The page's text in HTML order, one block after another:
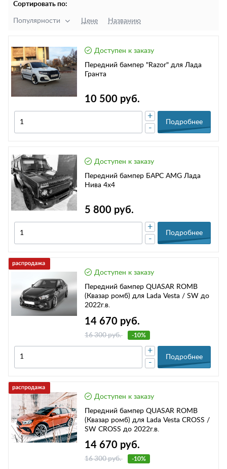
Сортировать по:
Популярности Цене Названию
Доступен к заказу
Передний бампер "Razor" для Лада
Гранта
10 500 руб.
-
+
Подробнее
Доступен к заказу
Передний бампер БАРС AMG Лада
Нива 4х4
5 800 руб.
-
+
Подробнее
Доступен к заказу
Передний бампер QUASAR ROMB
(Квазар ромб) для Lada Vesta / SW до
2022г.в.
14 670 руб.
16 300 руб. -10%
-
+
Подробнее
Доступен к заказу
Передний бампер QUASAR ROMB
(Квазар ромб) для Lada Vesta CROSS /
SW CROSS до 2022г.в.
14 670 руб.
16 300 руб. -10%